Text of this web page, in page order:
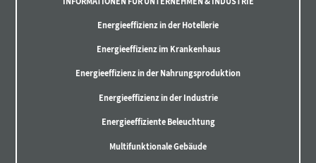
Energieeffizienz in der Hotellerie
Energieeffizienz im Krankenhaus
Energieeffizienz in der Nahrungsproduktion
Energieeffizienz in der Industrie
Energieeffiziente Beleuchtung
Multifunktionale Gebäude